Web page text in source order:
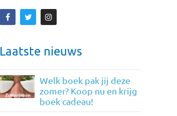
Laatste nieuws
Welk boek pak jij deze
zomer? Koop nu en krijg
boek cadeau!